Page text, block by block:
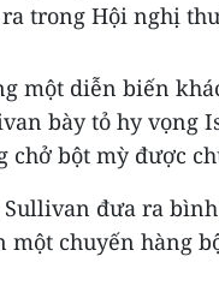
trong Hội nghị
một diễn biến
bày tỏ hy vọng
chở bột mỳ được
Sullivan đưa ra
một chuyến hàng